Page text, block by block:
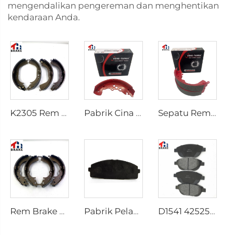
mengendalikan pengereman dan menghentikan
kendaraan Anda.
K2305 Rem Belakang untuk Mobil Toyota 04495-35151 Pabrik Cina Sistem Rem Otomatis Break Shoe Rem Mobil Sepatu Rem Belakang Keramik Berkualitas Terbaik untuk Pickup HILUX VI
Rem Brake Shoes untuk HILUX VII Pickup OEM 04495-0K010 04495-28090 Pabrik Pelapis Rem D1434 Kd2605 Sesuai untuk Bus HIACE IV Toyota D1541 425253 Pabrik Supply Harga Rendah Aksesori Rem Cakram untuk peugeot 207 307